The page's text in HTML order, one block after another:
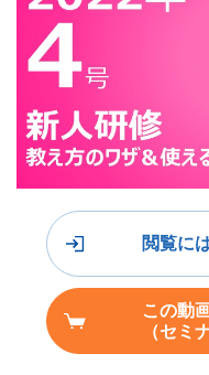
閲覧に
この動
（セミ